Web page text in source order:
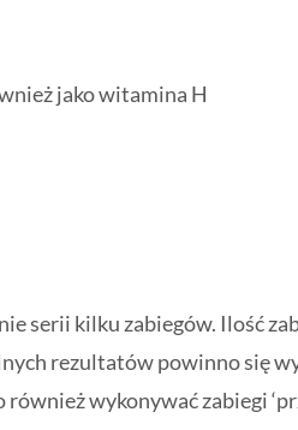
jako witamina H
serii kilku zabiegów. Ilość
rezultatów powinno się
wykonywać zabiegi